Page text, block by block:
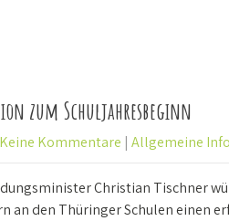
zum Schuljahresbeginn
Keine Kommentare | Allgemeine
Christian Tischner
an den Thüringer Schulen einen